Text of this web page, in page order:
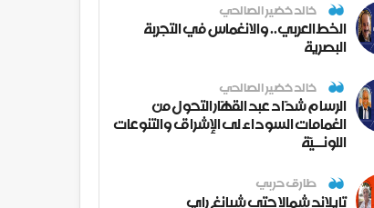
خالد خضير الصالحي
الخط العربي.. والانغماس في التجربة
البصرية
خالد خضير الصالحي
الرسام شدّاد عبد القهّار التحول من
الغمامات السوداء لى الإشراق والتنوعات
اللونــيّة
طارق حربي
تايلاند شمالا حتى شيانغ راي